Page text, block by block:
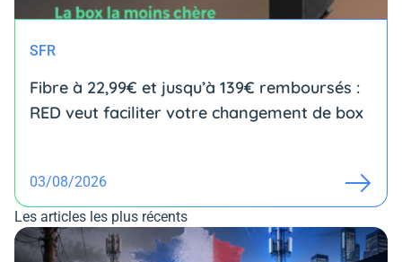
SFR
Fibre à 22,99€ et jusqu’à 139€ remboursés :
RED veut faciliter votre changement de box
03/08/2026
Les articles les plus récents